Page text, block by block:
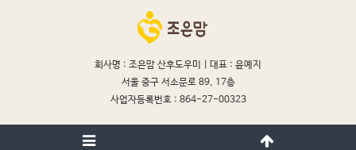
회사명 : 조은맘 산후도우미 | 대표 : 윤예지
서울 중구 서소문로 89, 17층
사업자등록번호 : 864-27-00323